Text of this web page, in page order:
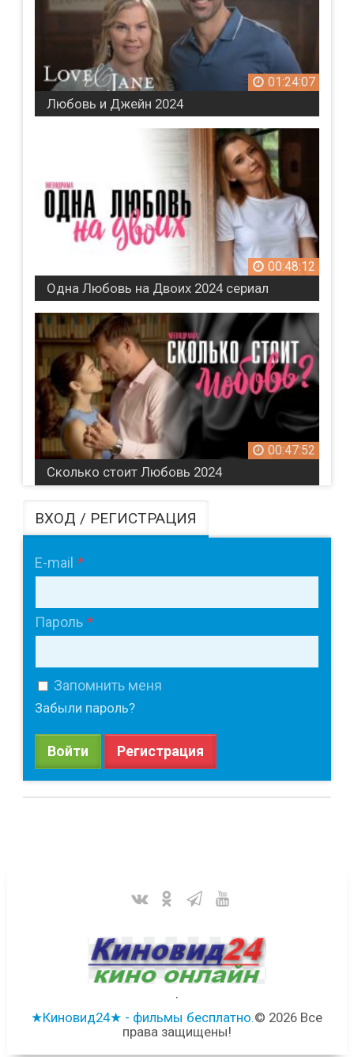
01:24:07
Любовь и Джейн 2024
00:48:12
Одна Любовь на Двоих 2024 сериал
00:47:52
Сколько стоит Любовь 2024
ВХОД / РЕГИСТРАЦИЯ
E-mail
Пароль
Запомнить меня
Забыли пароль?
Войти Регистрация
.
★Киновид24★ - фильмы бесплатно.© 2026 Все
права защищены!